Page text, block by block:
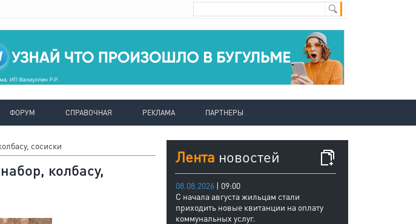
ФОРУМ СПРАВОЧНАЯ РЕКЛАМА ПАРТНЕРЫ
сосиски
колбасу,
Лента новостей
08.08.2026 | 09:00
С начала августа жильцам стали
приходить новые квитанции на оплату
коммунальных услуг.